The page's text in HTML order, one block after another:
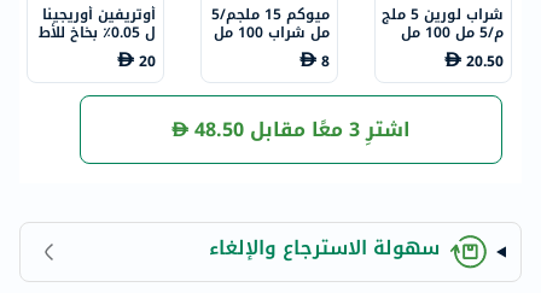
شراب لورين 5 ملج
م/5 مل 100 مل
20.50
ميوكم 15 ملجم/5
مل شراب 100 مل
8
أوتريفين أوريجينا
ل 0.05٪ بخاخ للأط
فال لعلاج انسداد
الأنف، 10 مل
20
اشترِ 3 معًا مقابل 48.50
سهولة الاسترجاع والإلغاء